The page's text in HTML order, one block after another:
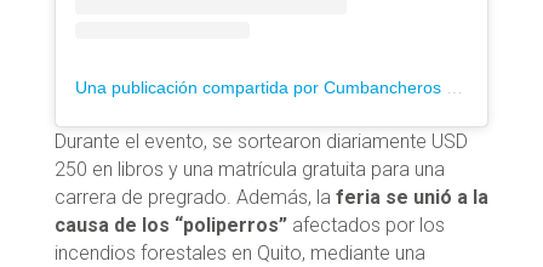
Durante el evento, se sortearon diariamente USD
250 en libros y una matrícula gratuita para una
carrera de pregrado. Además, la feria se unió a la
causa de los “poliperros”afectados por los
incendios forestales en Quito, mediante una